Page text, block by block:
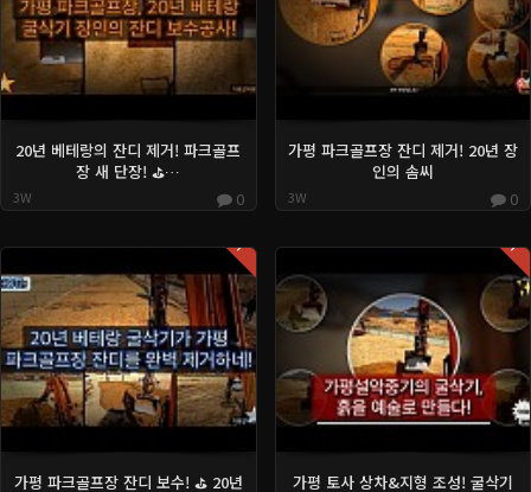
20년 베테랑의 잔디 제거! 파크골프
장 새 단장! ⛳️…
3W 0
가평 파크골프장 잔디 제거! 20년 장
인의 솜씨
3W 0
Hot
가평 파크골프장 잔디 보수! ⛳️ 20년
Hot
가평 토사 상차&지형 조성! 굴삭기